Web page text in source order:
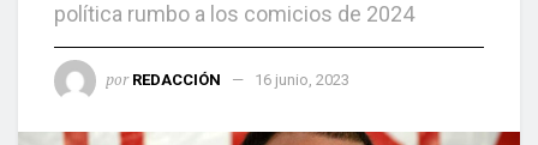
política rumbo a los comicios de 2024
por REDACCIÓN 16 junio, 2023